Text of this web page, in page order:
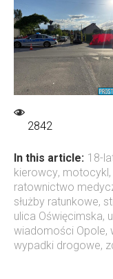
2842
In this article: 18-
kierowcy, motocykl,
ratownictwo
służby ratunkowe,
ulica Oświęcimska,
wiadomości Opole,
wypadki drogowe,